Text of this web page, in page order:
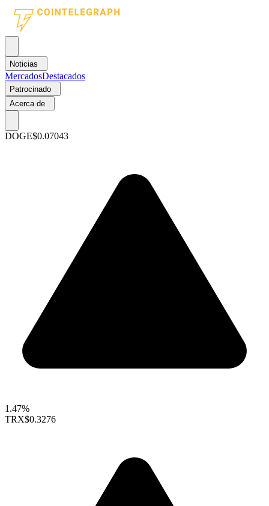
Noticias
MercadosDestacados
Patrocinado
Acerca de
DOGE$0.07043
1.47%
TRX$0.3276